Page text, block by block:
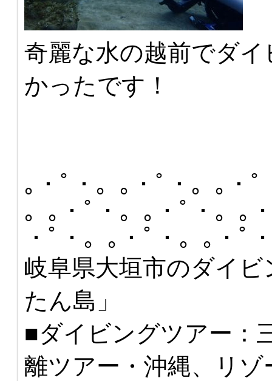
奇麗な水の越前でダ
かったです！
｡・ﾟ・。｡・ﾟ・。｡・
。｡・ﾟ・。｡・ﾟ・。｡
・ﾟ・。｡・ﾟ・。｡・ﾟ
岐阜県大垣市のダイ
たん島」
■ダイビングツアー：
離ツアー・沖縄、リ